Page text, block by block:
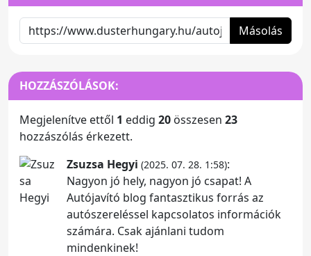
Másolás
HOZZÁSZÓLÁSOK:
Megjelenítve ettől 1 eddig 20 összesen 23
hozzászólás érkezett.
Zsuzsa Hegyi (2025. 07. 28. 1:58):
Nagyon jó hely, nagyon jó csapat! A
Autójavító blog fantasztikus forrás az
autószereléssel kapcsolatos információk
számára. Csak ajánlani tudom
mindenkinek!